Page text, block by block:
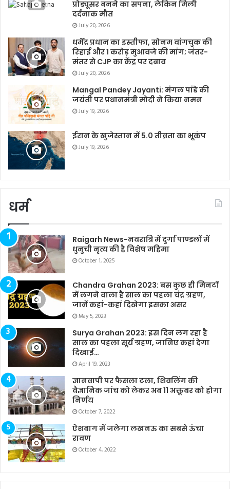
प्रोड्यूसर बनने का सपना, लेकिन मिली
दर्दनाक मौत
July 20, 2026
धर्मेंद्र प्रधान का इस्तीफा, सोनम वांगचुक की
रिहाई और 1 करोड़ मुआवजे की मांग; जंतर-
मंतर से CJP का केंद्र पर दबाव
July 20, 2026
Mangal Pandey Jayanti: मंगल पांडे की
जयंती पर प्रधानमंत्री मोदी ने किया नमन
July 19, 2026
ईरान के खुजेस्तान में 5.0 तीव्रता का भूकंप
July 19, 2026
धर्म
Raigarh News-नवरात्रि में दुर्गा पाण्डलों में
धुनुची नृत्य की है विशेष महिमा
October 1, 2025
Chandra Grahan 2023: बस कुछ ही मिनटों
में लगने वाला है साल का पहला चंद्र ग्रहण,
जानें कहां-कहां दिखेगा इसका असर
May 5, 2023
Surya Grahan 2023: इस दिन लग रहा है
साल का पहला सूर्य ग्रहण, जानिए कहां देगा
दिखाई…
April 19, 2023
ज्ञानवापी पर फैसला टला, शिवलिंग की
वैज्ञानिक जांच को लेकर अब 11 अक्तूबर को होगा
निर्णय
October 7, 2022
ऐशबाग में जलेगा लखनऊ का सबसे ऊंचा
रावण
October 4, 2022